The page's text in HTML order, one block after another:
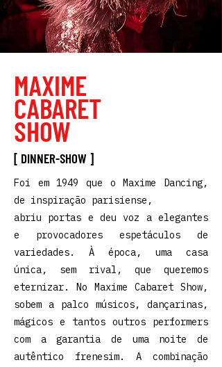
MAXIME
CABARET
SHOW
[ DINNER-SHOW ]
Foi em 1949 que o Maxime Dancing,
de inspiração parisiense,
abriu portas e deu voz a elegantes
e provocadores espetáculos de
variedades. À época, uma casa
única, sem rival, que queremos
eternizar. No Maxime Cabaret Show,
sobem a palco músicos, dançarinas,
mágicos e tantos outros performers
com a garantia de uma noite de
autêntico frenesim. A combinação